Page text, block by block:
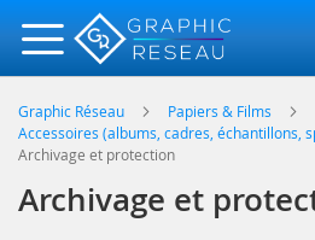
Graphic Réseau
Papiers & Films
Accessoires (albums, cadres, échantillons,
Archivage et protection
Archivage et